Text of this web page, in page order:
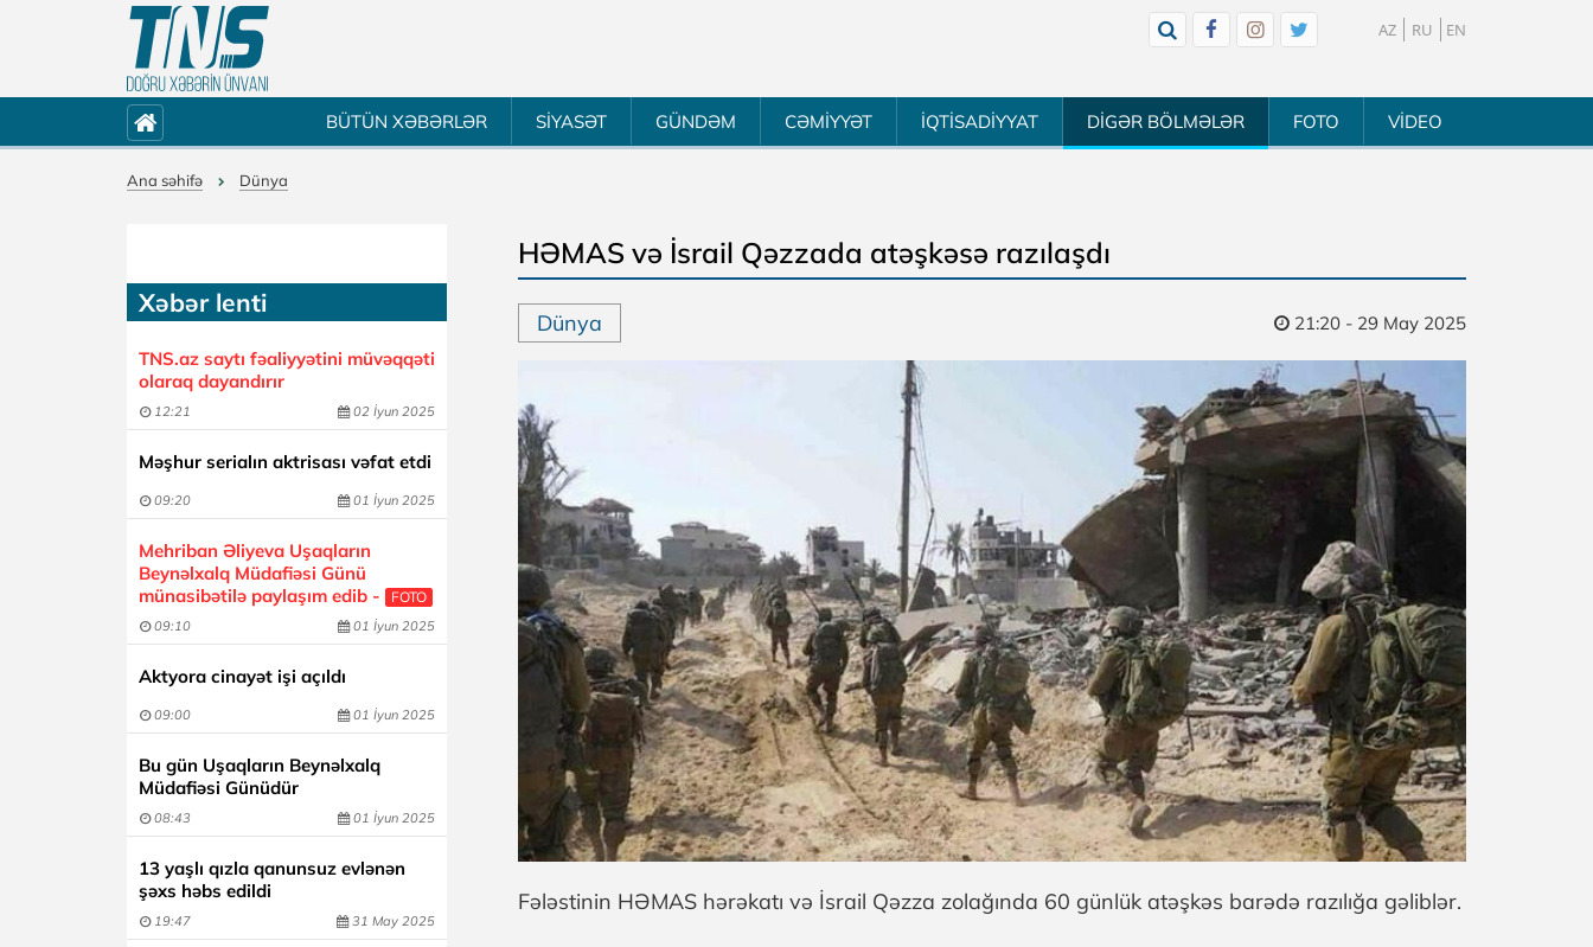
AZ RU EN
BÜTÜN XƏBƏRLƏR SİYASƏT GÜNDƏM CƏMİYYƏT İQTİSADİYYAT DİGƏR BÖLMƏLƏR FOTO VİDEO
Ana səhifə Dünya
Xəbər lenti
TNS.az saytı fəaliyyətini müvəqqəti
olaraq dayandırır
12:21 02 İyun 2025
Məşhur serialın aktrisası vəfat etdi
09:20 01 İyun 2025
Mehriban Əliyeva Uşaqların
Beynəlxalq Müdafiəsi Günü
münasibətilə paylaşım edib -
FOTO
09:10 01 İyun 2025
Aktyora cinayət işi açıldı
09:00 01 İyun 2025
Bu gün Uşaqların Beynəlxalq
Müdafiəsi Günüdür
08:43 01 İyun 2025
13 yaşlı qızla qanunsuz evlənən
şəxs həbs edildi
19:47 31 May 2025
HƏMAS və İsrail Qəzzada atəşkəsə razılaşdı
Dünya 21:20 - 29 May 2025
Fələstinin HƏMAS hərəkatı və İsrail Qəzza zolağında 60 günlük atəşkəs barədə razılığa gəliblər.